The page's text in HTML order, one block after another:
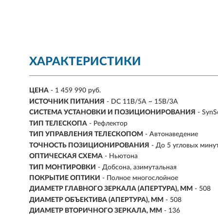
ХАРАКТЕРИСТИКИ
ЦЕНА - 1 459 990 руб.
ИСТОЧНИК ПИТАНИЯ - DC 11В/5А ~ 15В/3А
СИСТЕМА УСТАНОВКИ И ПОЗИЦИОНИРОВАНИЯ -
ТИП ТЕЛЕСКОПА - Рефлектор
ТИП УПРАВЛЕНИЯ ТЕЛЕСКОПОМ - Автонаведение
ТОЧНОСТЬ ПОЗИЦИОНИРОВАНИЯ - До 5 угловых
ОПТИЧЕСКАЯ СХЕМА - Ньютона
ТИП МОНТИРОВКИ - Добсона, азимутальная
ПОКРЫТИЕ ОПТИКИ - Полное многослойное
ДИАМЕТР ГЛАВНОГО ЗЕРКАЛА (АПЕРТУРА), ММ - 508
ДИАМЕТР ОБЪЕКТИВА (АПЕРТУРА), ММ - 508
ДИАМЕТР ВТОРИЧНОГО ЗЕРКАЛА, ММ - 136